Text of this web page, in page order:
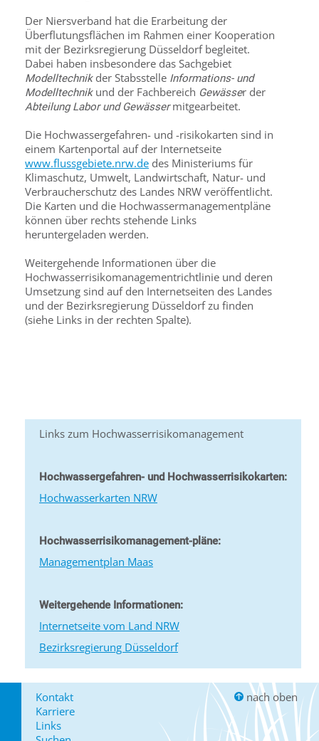
Der Niersverband hat die Erarbeitung der
Überflutungsflächen im Rahmen einer Kooperation
mit der Bezirksregierung Düsseldorf begleitet.
Dabei haben insbesondere das Sachgebiet
Modelltechnikder Stabsstelle Informations- und
Modelltechnikund der Fachbereich Gewässer der
Abteilung Labor und Gewässermitgearbeitet.
Die Hochwassergefahren- und -risikokarten sind in
einem Kartenportal auf der Internetseite
www.flussgebiete.nrw.de des Ministeriums für
Klimaschutz, Umwelt, Landwirtschaft, Natur- und
Verbraucherschutz des Landes NRW veröffentlicht.
Die Karten und die Hochwassermanagementpläne
können über rechts stehende Links
heruntergeladen werden.
Weitergehende Informationen über die
Hochwasserrisikomanagementrichtlinie und deren
Umsetzung sind auf den Internetseiten des Landes
und der Bezirksregierung Düsseldorf zu finden
(siehe Links in der rechten Spalte).
Links zum Hochwasserrisikomanagement
Hochwassergefahren- und Hochwasserrisikokarten:
Hochwasserkarten NRW
Hochwasserrisikomanagement-pläne:
Managementplan Maas
Weitergehende Informationen:
Internetseite vom Land NRW
Bezirksregierung Düsseldorf
Kontakt
Karriere
Links
nach oben